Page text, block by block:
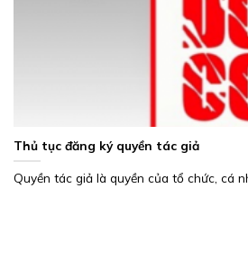
Thủ tục đăng ký quyền tác giả
Quyền tác giả là quyền của tổ chức, cá